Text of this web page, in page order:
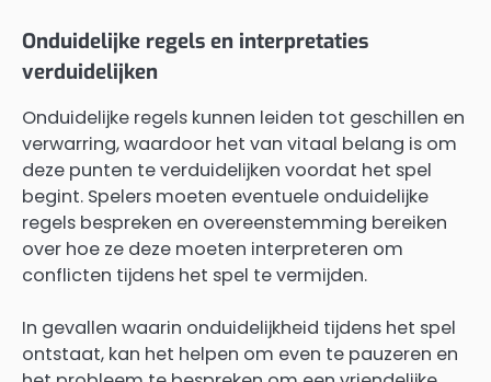
Onduidelijke regels en interpretaties
verduidelijken
Onduidelijke regels kunnen leiden tot geschillen en
verwarring, waardoor het van vitaal belang is om
deze punten te verduidelijken voordat het spel
begint. Spelers moeten eventuele onduidelijke
regels bespreken en overeenstemming bereiken
over hoe ze deze moeten interpreteren om
conflicten tijdens het spel te vermijden.
In gevallen waarin onduidelijkheid tijdens het spel
ontstaat, kan het helpen om even te pauzeren en